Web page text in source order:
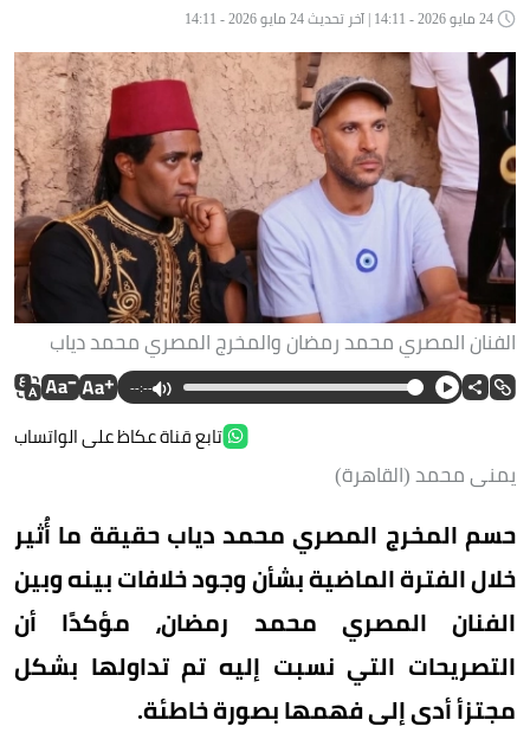
الفنان المصري محمد رمضان والمخرج المصري محمد دياب
--:--
تابع قناة عكاظ على الواتساب
يمنى محمد (القاهرة)
حسم المخرج المصري محمد دياب حقيقة ما أُثير
خلال الفترة الماضية بشأن وجود خلافات بينه وبين
الفنان المصري محمد رمضان، مؤكدًا أن
التصريحات التي نسبت إليه تم تداولها بشكل
مجتزأ أدى إلى فهمها بصورة خاطئة.